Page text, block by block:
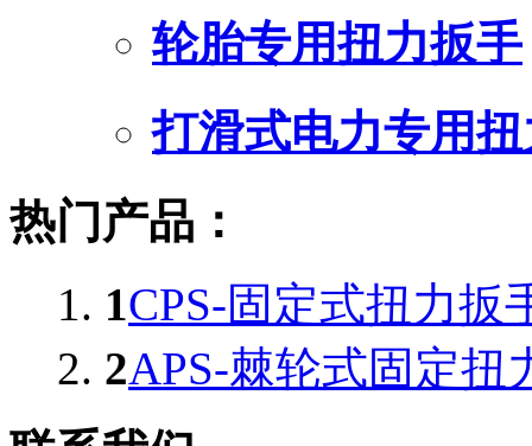
轮胎专用扭力扳手
打滑式电力专用
热门产品：
1CPS-固定式扭力扳
2APS-棘轮式固定扭